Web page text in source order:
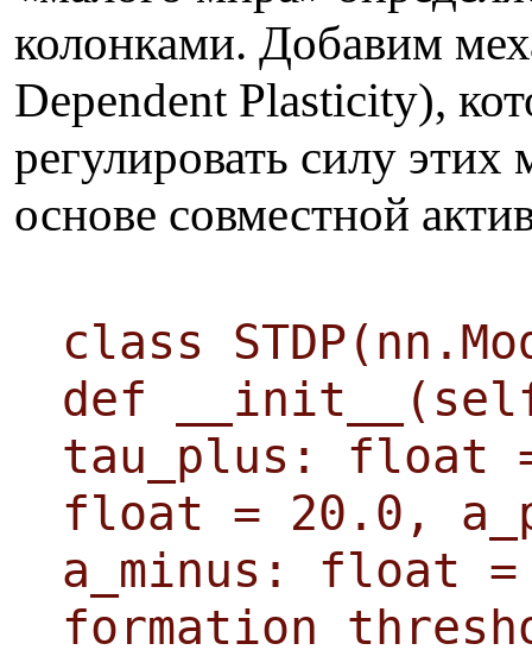
колонками. Добавим
Dependent Plasticity),
регулировать силу
основе совместной
class
def
tau_plus: float
float = 20.0,
a_minus: float